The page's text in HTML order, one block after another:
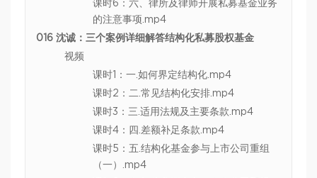
课时6：六、律所及律师开展私募基金业务
的注意事项.mp4
016 沈诚：三个案例详细解答结构化私募股权基金
视频
课时1：一.如何界定结构化.mp4
课时2：二.常见结构化安排.mp4
课时3：三.适用法规及主要条款.mp4
课时4：四.差额补足条款.mp4
课时5：五.结构化基金参与上市公司重组
（一）.mp4